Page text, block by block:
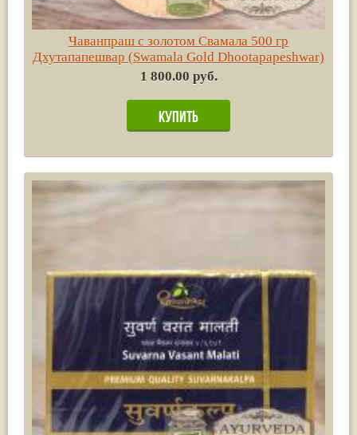
Чаванпраш c золотом Свамала 500 гр
Дхутапапешвар (Swamala Gold Dhootapapeshwar)
1 800.00 руб.